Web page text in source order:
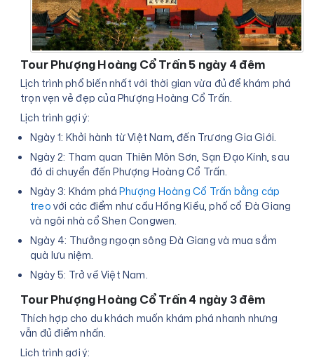
Tour Phượng Hoàng Cổ Trấn 5 ngày 4 đêm
Lịch trình phổ biến nhất với thời gian vừa đủ để khám phá
trọn vẹn vẻ đẹp của Phượng Hoàng Cổ Trấn.
Lịch trình gợi ý:
Ngày 1: Khởi hành từ Việt Nam, đến Trương Gia Giới.
Ngày 2: Tham quan Thiên Môn Sơn, Sạn Đạo Kính, sau
đó di chuyển đến Phượng Hoàng Cổ Trấn.
Ngày 3: Khám pháPhượng Hoàng Cổ Trấn bằng cáp
treovới các điểm như cầu Hồng Kiều, phố cổ Đà Giang
và ngôi nhà cổ Shen Congwen.
Ngày 4: Thưởng ngoạn sông Đà Giang và mua sắm
quà lưu niệm.
Ngày 5: Trở về Việt Nam.
Tour Phượng Hoàng Cổ Trấn 4 ngày 3 đêm
Thích hợp cho du khách muốn khám phá nhanh nhưng
vẫn đủ điểm nhấn.
Lịch trình gợi ý: